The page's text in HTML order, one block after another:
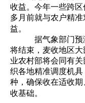
收益。今年一些跨
多月前就与农户精
益。
据气象部门预测
将结束，麦收地区
业农村部将会同有
织各地精准调度机
种，确保收在适收
收基础。